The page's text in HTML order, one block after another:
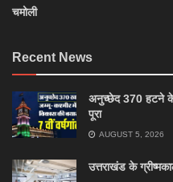
चमोली
Recent News
अनुच्छेद 370 हटने के
पूरा
AUGUST 5, 2026
उत्तराखंड के